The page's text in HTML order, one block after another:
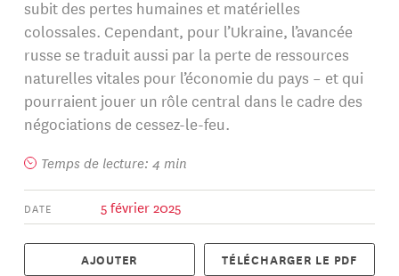
subit des pertes humaines et matérielles
colossales. Cependant, pour l’Ukraine, l’avancée
russe se traduit aussi par la perte de ressources
naturelles vitales pour l’économie du pays – et qui
pourraient jouer un rôle central dans le cadre des
négociations de cessez-le-feu.
Temps de lecture: 4 min
DATE 5 février 2025
AJOUTER TÉLÉCHARGER LE PDF